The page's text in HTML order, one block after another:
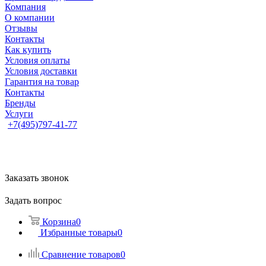
Компания
О компании
Отзывы
Контакты
Как купить
Условия оплаты
Условия доставки
Гарантия на товар
Контакты
Бренды
Услуги
+7(495)797-41-77
Заказать звонок
Задать вопрос
Корзина0
Избранные товары0
Сравнение товаров0